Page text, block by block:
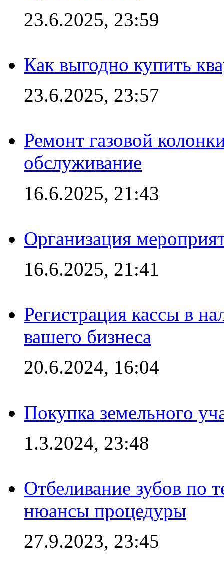
23.6.2025, 23:59
Как выгодно купить
23.6.2025, 23:57
Ремонт газовой
обслуживание
16.6.2025, 21:43
Организация
16.6.2025, 21:41
Регистрация кассы в
вашего бизнеса
20.6.2024, 16:04
Покупка земельного
1.3.2024, 23:48
Отбеливание зубов по
нюансы процедуры
27.9.2023, 23:45